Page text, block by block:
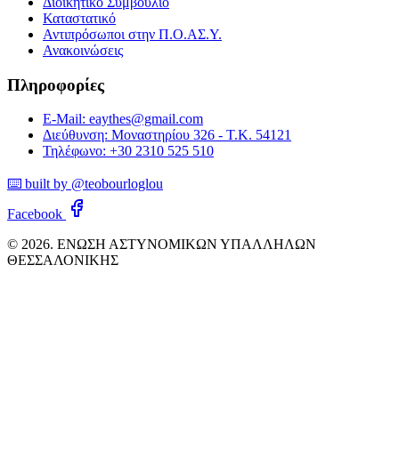
Καταστατικό
Αντιπρόσωποι στην Π.Ο.ΑΣ.Υ.
Ανακοινώσεις
Πληροφορίες
E-Mail: eaythes@gmail.com
Διεύθυνση: Μοναστηρίου 326 - Τ.Κ. 54121
Τηλέφωνο: +30 2310 525 510
⌨️ built by @teobourloglou
Facebook
© 2026. ΕΝΩΣΗ ΑΣΤΥΝΟΜΙΚΩΝ ΥΠΑΛΛΗΛΩΝ
ΘΕΣΣΑΛΟΝΙΚΗΣ